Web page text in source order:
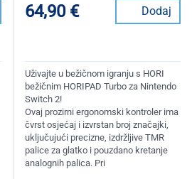
64,90 € Dodaj
Uživajte u bežičnom igranju s HORI
bežičnim HORIPAD Turbo za Nintendo
Switch 2!
Ovaj prozirni ergonomski kontroler ima
čvrst osjećaj i izvrstan broj značajki,
uključujući precizne, izdržljive TMR
palice za glatko i pouzdano kretanje
analognih palica. Pri